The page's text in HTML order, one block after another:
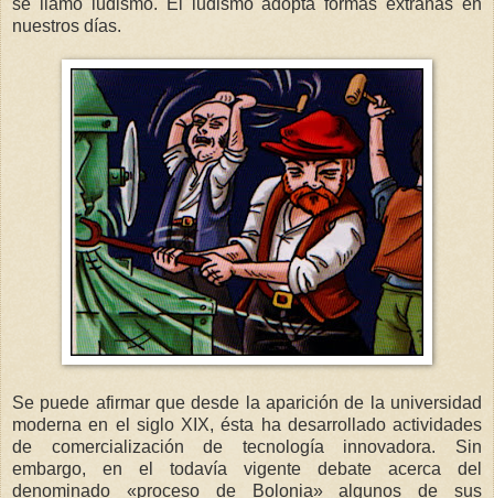
nuestros días.
Se puede afirmar que desde la aparición de la universidad
moderna en el siglo XIX, ésta ha desarrollado actividades
de comercialización de tecnología innovadora. Sin
embargo, en el todavía vigente debate acerca del
denominado «proceso de Bolonia» algunos de sus